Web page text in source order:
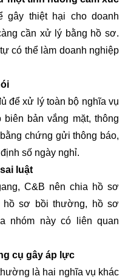
gây thiệt hại cho doanh
cần xử lý bằng hồ sơ.
có thể làm doanh nghiệp
để xử lý toàn bộ nghĩa vụ
bản vắng mặt, thông
chứng gửi thông báo,
số ngày nghỉ.
luật
C&B nên chia hồ sơ
hồ sơ bồi thường, hồ sơ
nhóm này có liên quan
cụ gây áp lực
là hai nghĩa vụ khác